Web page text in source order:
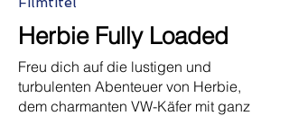
Herbie Fully Loaded
Freu dich auf die lustigen und
turbulenten Abenteuer von Herbie,
dem charmanten VW-Käfer mit ganz